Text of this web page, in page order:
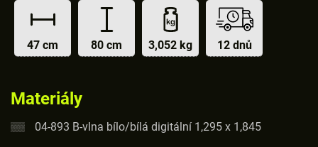
47 cm 80 cm 3,052 kg 12 dnů
Materiály
04-893 B-vlna bílo/bílá digitální 1,295 x 1,845